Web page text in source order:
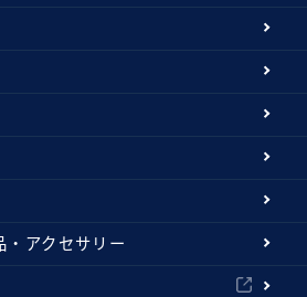
・アクセサリー